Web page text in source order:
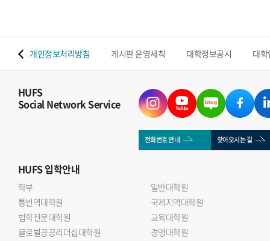
개인정보처리방침 게시판 운영세칙 대학정보공시 대
HUFS
Social Network Service
전화번호 안내 찾아오시는 길
HUFS입학안내
학부
일반대학원
통번역대학원
국제지역대학원
법학전문대학원
교육대학원
글로벌공공리더십대학원
경영대학원